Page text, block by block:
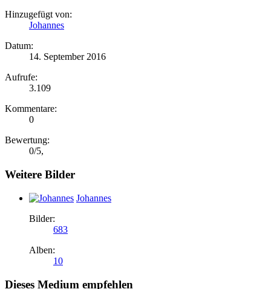
Hinzugefügt von:
Johannes
Datum:
14. September 2016
Aufrufe:
3.109
Kommentare:
0
Bewertung:
0/5,
Weitere Bilder
Johannes
Bilder:
683
Alben:
10
Dieses Medium empfehlen